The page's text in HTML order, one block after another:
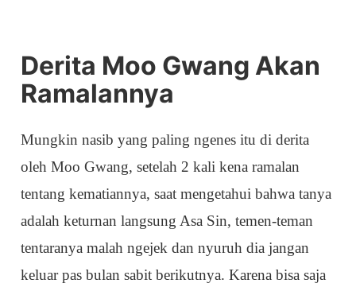
Derita Moo Gwang Akan
Ramalannya
Mungkin nasib yang paling ngenes itu di derita
oleh Moo Gwang, setelah 2 kali kena ramalan
tentang kematiannya, saat mengetahui bahwa tanya
adalah keturnan langsung Asa Sin, temen-teman
tentaranya malah ngejek dan nyuruh dia jangan
keluar pas bulan sabit berikutnya. Karena bisa saja